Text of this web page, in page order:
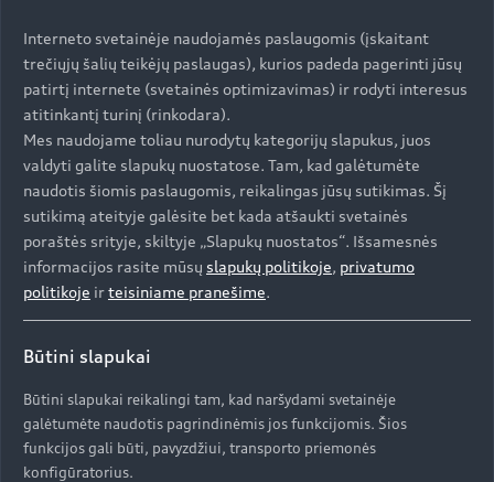
salonu ir talpiu krovinių skyriumi. Salono ilgis,
atstumas virš galvos, taip pat erdvė kojoms
antroje sėdynių eilėje yra vieni didžiausių
segmente. Dar daugiau erdvės ir komforto
suteikia visiškai lygios grindys gale, kur
įprastuose automobiliuose yra tunelis.
Rinkimuose - trys „Audi“ markės modeliai
Spalio 28 dieną startavusiuose „Lietuvos metų
trys keturių žiedų markės modeliai – be „Audi e-
Sportback“ ir „Audi Q3 Sportback“.
Interneto svetainėje naudojamės paslaugomis (įskaitant
trečiųjų šalių teikėjų paslaugas), kurios padeda pagerinti jūsų
patirtį internete (svetainės optimizavimas) ir rodyti interesus
atitinkantį turinį (rinkodara).
Mes naudojame toliau nurodytų kategorijų slapukus, juos
valdyti galite slapukų nuostatose. Tam, kad galėtumėte
naudotis šiomis paslaugomis, reikalingas jūsų sutikimas. Šį
sutikimą ateityje galėsite bet kada atšaukti svetainės
poraštės srityje, skiltyje „Slapukų nuostatos“. Išsamesnės
informacijos rasite mūsų slapukų politikoje, privatumo
politikoje irteisiniame pranešime.
Būtini slapukai
Būtini slapukai reikalingi tam, kad naršydami svetainėje
galėtumėte naudotis pagrindinėmis jos funkcijomis. Šios
funkcijos gali būti, pavyzdžiui, transporto priemonės
konfigūratorius.